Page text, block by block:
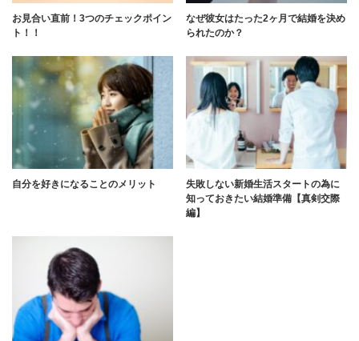
お見合い直前！3つのチェックポイン
ト！！
なぜ彼女はたった2ヶ月で結婚を決め
られたのか？
自分を好きになることのメリット
失敗しない新婚生活スタートの為に
知っておきたい結婚準備【真剣交際
編】